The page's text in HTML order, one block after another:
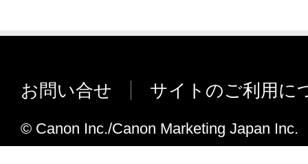
お問い合せ サイトのご利用に
© Canon Inc./Canon Marketing Japan Inc.